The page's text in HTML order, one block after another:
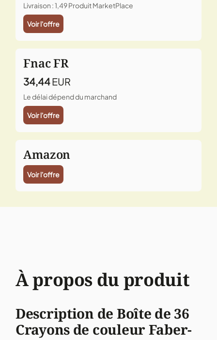
Livraison : 1,49Produit MarketPlace
Voir l'offre
Fnac FR
34,44EUR
Le délai dépend du marchand
Voir l'offre
Amazon
Voir l'offre
À propos du produit
Description de Boîte de 36
Crayons de couleur Faber-